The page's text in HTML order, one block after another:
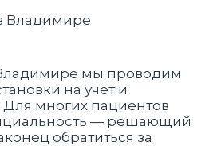
мы проводим
на учёт и
многих пациентов
— решающий
обратиться за